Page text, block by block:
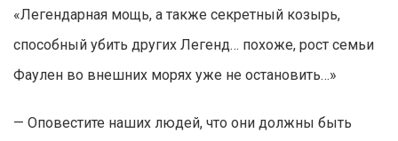
«Легендарная мощь, а также секретный козырь,
способный убить других Легенд… похоже, рост семьи
Фаулен во внешних морях уже не остановить…»
— Оповестите наших людей, что они должны быть